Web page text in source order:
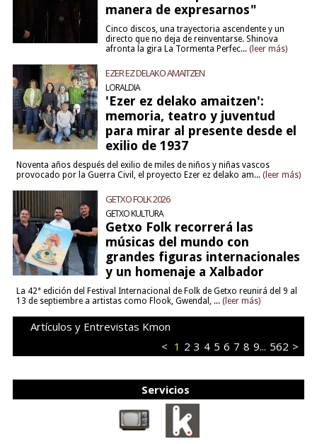
manera de expresarnos"
Cinco discos, una trayectoria ascendente y un
directo que no deja de reinventarse. Shinova
afronta la gira La Tormenta Perfec... (leer más)
EZER EZ DELAKO AMAITZEN
LORALDIA
'Ezer ez delako amaitzen':
memoria, teatro y juventud
para mirar al presente desde el
exilio de 1937
Noventa años después del exilio de miles de niños y niñas vascos
provocado por la Guerra Civil, el proyecto Ezer ez delako am... (leer más)
GETXO FOLK 2026
GETXO KULTURA
Getxo Folk recorrerá las
músicas del mundo con
grandes figuras internacionales
y un homenaje a Xalbador
La 42ª edición del Festival Internacional de Folk de Getxo reunirá del 9 al
13 de septiembre a artistas como Flook, Gwendal, ... (leer más)
Artículos y Entrevistas Kmon
< 1 2 3 4 5 6 7 8 9... 562 >
Servicios